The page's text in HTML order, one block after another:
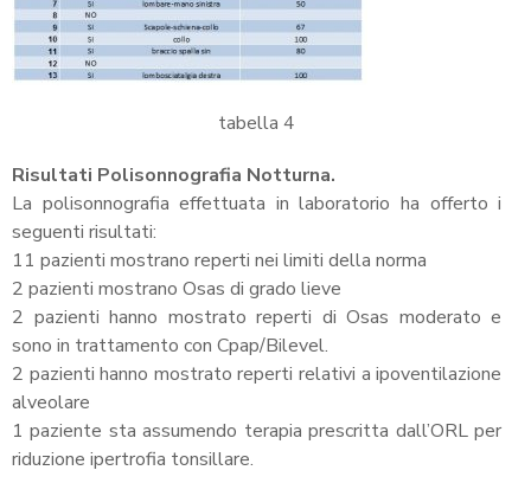
tabella 4
Risultati Polisonnografia Notturna.
La polisonnografia effettuata in laboratorio ha offerto i
seguenti risultati:
11 pazienti mostrano reperti nei limiti della norma
2 pazienti mostrano Osas di grado lieve
2 pazienti hanno mostrato reperti di Osas moderato e
sono in trattamento con Cpap/Bilevel.
2 pazienti hanno mostrato reperti relativi a ipoventilazione
alveolare
1 paziente sta assumendo terapia prescritta dall’ORL per
riduzione ipertrofia tonsillare.